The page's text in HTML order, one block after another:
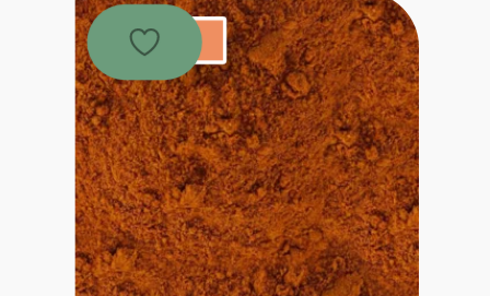
Promo !